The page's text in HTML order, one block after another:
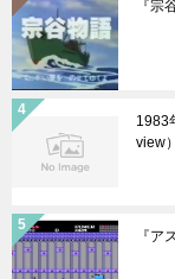
『宗
1983
view）
『ア